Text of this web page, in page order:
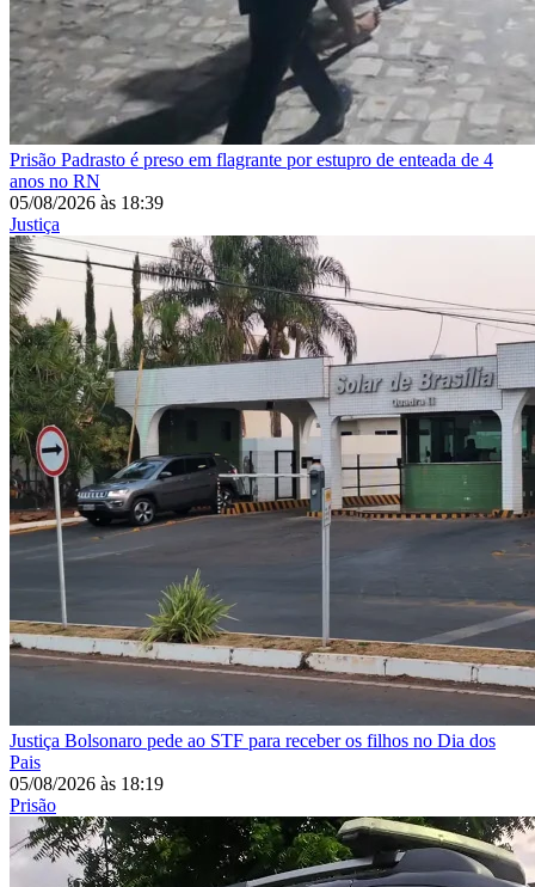
Prisão Padrasto é preso em flagrante por estupro de enteada de 4
anos no RN
05/08/2026 às 18:39
Justiça
Justiça Bolsonaro pede ao STF para receber os filhos no Dia dos
Pais
05/08/2026 às 18:19
Prisão